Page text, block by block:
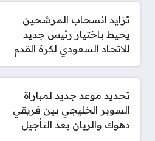
تزايد انسحاب المرشحين
يحيط باختيار رئيس جديد
للاتحاد السعودي لكرة القدم
تحديد موعد جديد لمباراة
السوبر الخليجي بين فريقي
دهوك والريان بعد التأجيل